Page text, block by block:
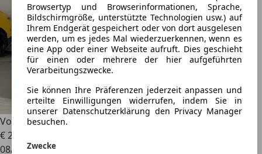
Browsertyp und Browserinformationen, Sprache,
Bildschirmgröße, unterstützte Technologien usw.) auf
Ihrem Endgerät gespeichert oder von dort ausgelesen
werden, um es jedes Mal wiederzuerkennen, wenn es
eine App oder einer Webseite aufruft. Dies geschieht
für einen oder mehrere der hier aufgeführten
Verarbeitungszwecke.
Sie können Ihre Präferenzen jederzeit anpassen und
erteilte Einwilligungen widerrufen, indem Sie in
unserer Datenschutzerklärung den Privacy Manager
besuchen.
Zwecke
Volvo C70Cabriolet T5 Momentum | 1.Hand!
€ 23.990
08/2010